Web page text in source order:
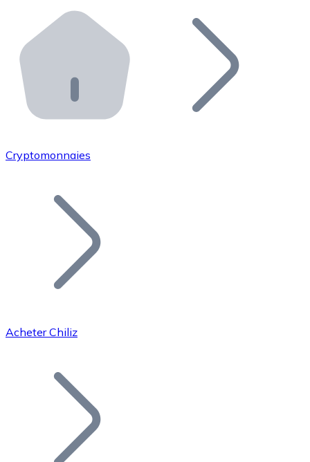
Distributeurs automatiques Bitnovo
Intégrez un ATM Bitnovo dans votre entreprise et
API Bitnovo
Intégrez notre API dans votre écosystème.
Rejoignez notre réseau de distributeurs et
Ajoutez le token de votre projet à notre service
Bitcoin
Cryptomonnaies
Acheter Chiliz